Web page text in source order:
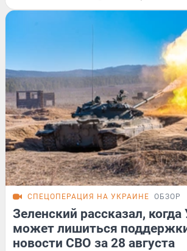
СПЕЦОПЕРАЦИЯ НА УКРАИНЕ ОБЗОР
Зеленский рассказал, когда
может лишиться
новости СВО за 28 августа